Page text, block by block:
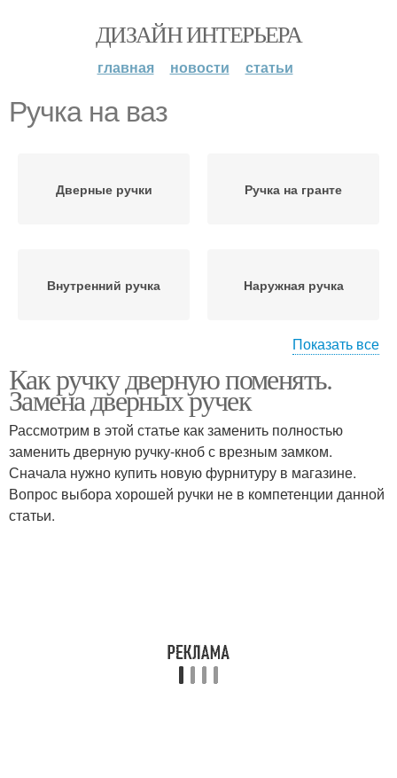
ДИЗАЙН ИНТЕРЬЕРА
главная новости статьи
Ручка на ваз
Дверные ручки Ручка на гранте
Внутренний ручка Наружная ручка
Ручка на приоре Ручки на планке
Показать все
Как ручку дверную поменять.
Замена дверных ручек
Рассмотрим в этой статье как заменить полностью
заменить дверную ручку-кноб с врезным замком.
Сначала нужно купить новую фурнитуру в магазине.
Вопрос выбора хорошей ручки не в компетенции данной
статьи.